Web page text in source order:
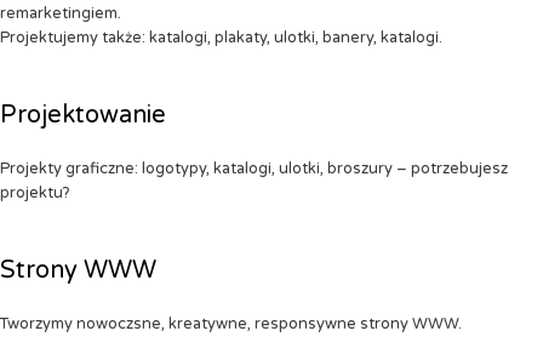
remarketingiem.
Projektujemy także: katalogi, plakaty, ulotki, banery, katalogi.
Projektowanie
Projekty graficzne: logotypy, katalogi, ulotki, broszury – potrzebujesz
projektu?
Strony WWW
Tworzymy nowoczsne, kreatywne, responsywne strony WWW.